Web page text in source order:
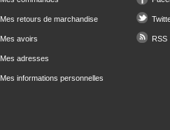
Mes retours de marchandise
Mes avoirs
Mes adresses
Mes informations personnelles
RSS